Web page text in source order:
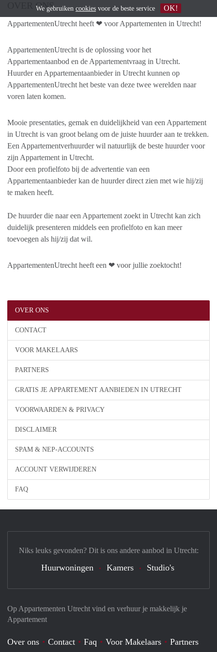
OVER ONS
CONTACT
VOOR MAKELAARS
PARTNERS
GRATIS JE APPARTEMENT AANBIEDEN IN UTRECHT
VOORWAARDEN & PRIVACY
DISCLAIMER
SPAM & NEP-ACCOUNTS
ACCOUNT VERWIJDEREN
FAQ
OVER ONS
AppartementenUtrecht heeft ❤ voor Appartementen in Utrecht!
AppartementenUtrecht is de oplossing voor het
Appartementaanbod en de Appartementvraag in Utrecht.
Huurder en Appartementaanbieder in Utrecht kunnen op
AppartementenUtrecht het beste van deze twee werelden naar
voren laten komen.
Mooie presentaties, gemak en duidelijkheid van een Appartement
in Utrecht is van groot belang om de juiste huurder aan te trekken.
Een Appartementverhuurder wil natuurlijk de beste huurder voor
zijn Appartement in Utrecht.
Door een profielfoto bij de advertentie van een
Appartementaanbieder kan de huurder direct zien met wie hij/zij
te maken heeft.
De huurder die naar een Appartement zoekt in Utrecht kan zich
duidelijk presenteren middels een profielfoto en kan meer
toevoegen als hij/zij dat wil.
AppartementenUtrecht heeft een ❤ voor jullie zoektocht!
Op Appartementen Utrecht vind en verhuur je makkelijk je
Appartement
Over ons Contact Faq Voor Makelaars Partners
Niks leuks gevonden? Dit is ons andere aanbod in Utrecht:
Huurwoningen Kamers Studio's
We gebruiken cookies voor de beste service OK!